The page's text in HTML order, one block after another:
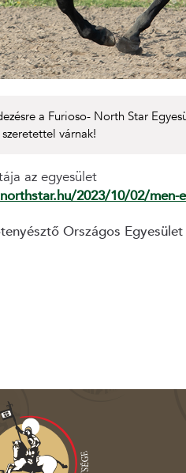
a Furioso- North Star
várnak!
az egyesület
2023/10/02/men-
Országos Egyesület